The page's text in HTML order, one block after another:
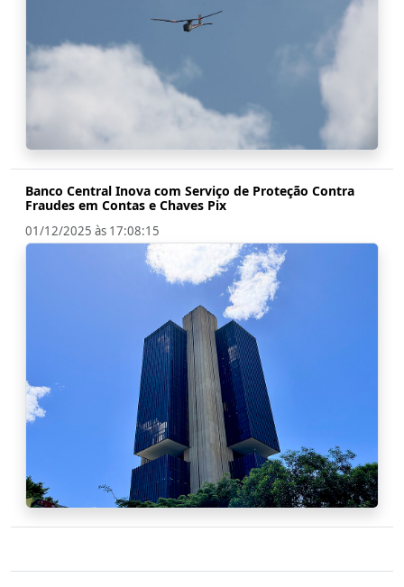
Banco Central Inova com Serviço de Proteção Contra
Fraudes em Contas e Chaves Pix
01/12/2025 às 17:08:15